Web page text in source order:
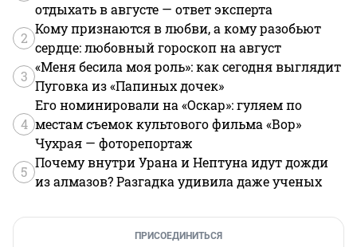
отдыхать в августе — ответ эксперта
2
Кому признаются в любви, а кому разобьют
сердце: любовный гороскоп на август
3
«Меня бесила моя роль»: как сегодня выглядит
Пуговка из «Папиных дочек»
4
Его номинировали на «Оскар»: гуляем по
местам съемок культового фильма «Вор»
Чухрая — фоторепортаж
5
Почему внутри Урана и Нептуна идут дожди
из алмазов? Разгадка удивила даже ученых
ПРИСОЕДИНИТЬСЯ